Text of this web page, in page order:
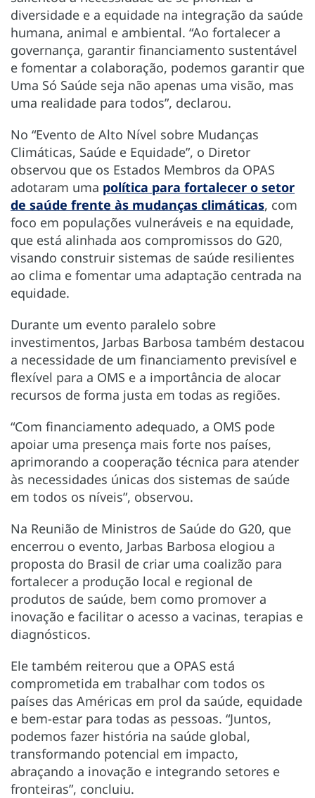
diversidade e a equidade na integração da saúde
humana, animal e ambiental. “Ao fortalecer a
governança, garantir financiamento sustentável
e fomentar a colaboração, podemos garantir que
Uma Só Saúde seja não apenas uma visão, mas
uma realidade para todos”, declarou.
No “Evento de Alto Nível sobre Mudanças
Climáticas, Saúde e Equidade”, o Diretor
observou que os Estados Membros da OPAS
adotaram uma política para fortalecer o setor
de saúde frente às mudanças climáticas, com
foco em populações vulneráveis e na equidade,
que está alinhada aos compromissos do G20,
visando construir sistemas de saúde resilientes
ao clima e fomentar uma adaptação centrada na
equidade.
Durante um evento paralelo sobre
investimentos, Jarbas Barbosa também destacou
a necessidade de um financiamento previsível e
flexível para a OMS e a importância de alocar
recursos de forma justa em todas as regiões.
“Com financiamento adequado, a OMS pode
apoiar uma presença mais forte nos países,
aprimorando a cooperação técnica para atender
às necessidades únicas dos sistemas de saúde
em todos os níveis”, observou.
Na Reunião de Ministros de Saúde do G20, que
encerrou o evento, Jarbas Barbosa elogiou a
proposta do Brasil de criar uma coalizão para
fortalecer a produção local e regional de
produtos de saúde, bem como promover a
inovação e facilitar o acesso a vacinas, terapias e
diagnósticos.
Ele também reiterou que a OPAS está
comprometida em trabalhar com todos os
países das Américas em prol da saúde, equidade
e bem-estar para todas as pessoas. “Juntos,
podemos fazer história na saúde global,
transformando potencial em impacto,
abraçando a inovação e integrando setores e
fronteiras”, concluiu.